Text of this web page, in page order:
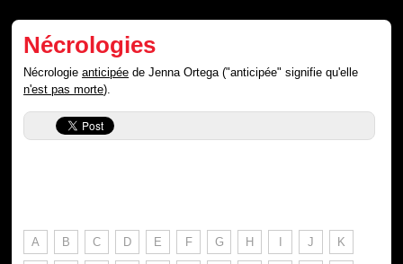
Nécrologies
Nécrologieanticipée de Jenna Ortega ("anticipée" signifie qu'elle
n'est pas morte).
A B C D E F G H I J K